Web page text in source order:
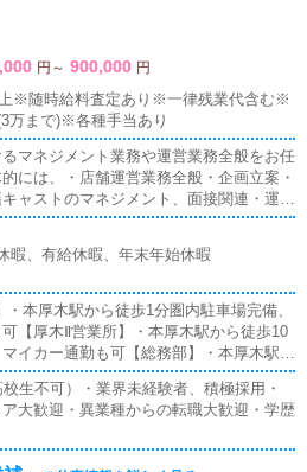
円 ～ 900,000 円
※随時給料査定あり※一律残業代含む※
万まで)※各種手当あり
マネジメント業務や運営業務全般をお任
には、・店舗運営業務全般・企画立案・
ャストのマネジメント、面接関連・運営
店舗を作り上げるマネジメント業務 など
どを反映し、お客様やコンパニオンさ
暇、有給休暇、年末年始休暇
・本厚木駅から徒歩1分圏内駐車場完備、
【厚木Ⅱ営業所】・本厚木駅から徒歩10
イカー通勤も可【総務部】・本厚木駅か
小田原営業所】・小田原駅から徒歩3分
、マイカー通勤も可【東横営業所】・武蔵
5分圏内駐車場完備、マイカー通勤も可
池袋駅から徒歩5分圏内
校生不可）・業界未経験者、積極採用・
大歓迎・異業種からの転職大歓迎・学歴